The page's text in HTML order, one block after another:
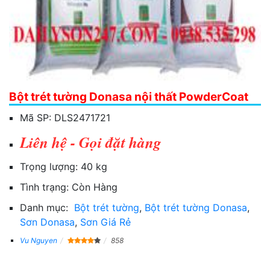
Bột trét tường Donasa nội thất PowderCoat
Mã SP: DLS2471721
Liên hệ - Gọi đặt hàng
Trọng lượng: 40 kg
Tình trạng: Còn Hàng
Danh mục: Bột trét tường, Bột trét tường Donasa,
Sơn Donasa, Sơn Giá Rẻ
Vu Nguyen 858